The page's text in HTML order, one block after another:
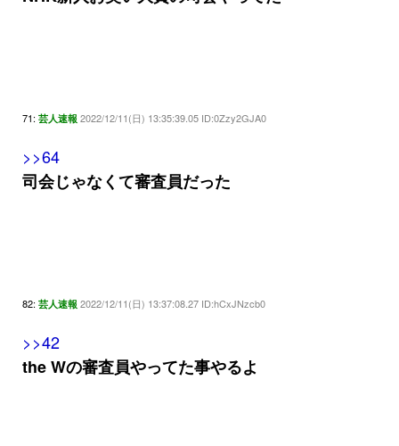
71: 芸人速報 2022/12/11(日) 13:35:39.05 ID:0Zzy2GJA0
>>64
司会じゃなくて審査員だった
82: 芸人速報 2022/12/11(日) 13:37:08.27 ID:hCxJNzcb0
>>42
the Wの審査員やってた事やるよ